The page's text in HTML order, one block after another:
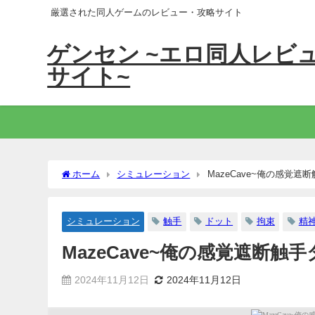
厳選された同人ゲームのレビュー・攻略サイト
ゲンセン ~エロ同人レビ
サイト~
ホーム シミュレーション MazeCave~俺の感覚遮
シミュレーション 触手 ドット 拘束 精
MazeCave~俺の感覚遮断触
2024年11月12日 2024年11月12日